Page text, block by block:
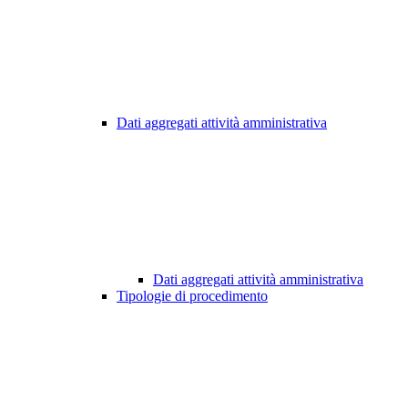
Dati aggregati attività amministrativa
Dati aggregati attività amministrativa
Tipologie di procedimento